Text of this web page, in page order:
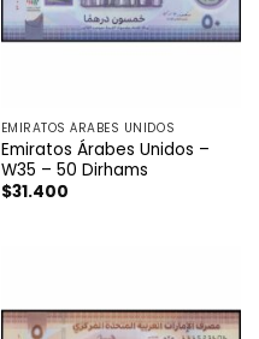
EMIRATOS ÁRABES UNIDOS
Emiratos Árabes Unidos –
W35 – 50 Dirhams
$31.400